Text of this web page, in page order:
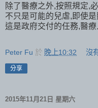
除了醫療之外,按照規定,
不只是可能的兒虐,即使
這是政府交付的任務,醫
Peter Fu 於 晚上10:32 沒
分享
2015年11月21日 星期六